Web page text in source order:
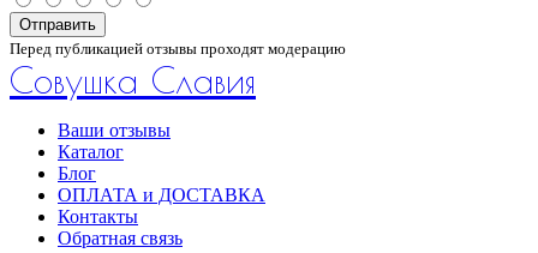
Отправить
Перед публикацией отзывы проходят модерацию
Совушка Славия
Ваши отзывы
Каталог
Блог
ОПЛАТА и ДОСТАВКА
Контакты
Обратная связь